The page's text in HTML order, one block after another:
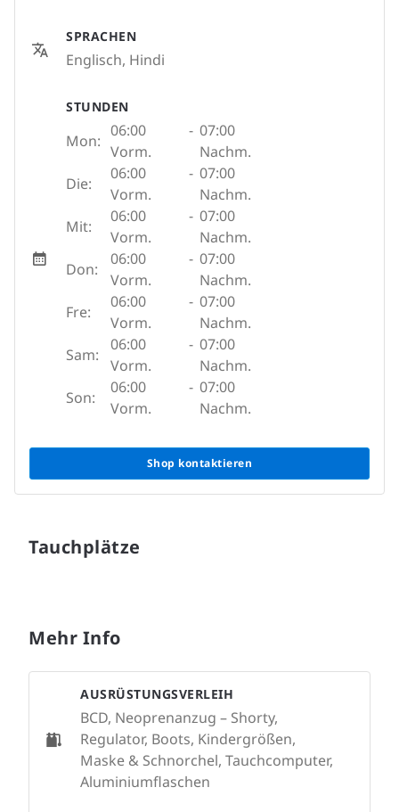
SPRACHEN
Englisch, Hindi
STUNDEN
Mon:
06:00
Vorm.
- 07:00
Nachm.
Die:
06:00
Vorm.
- 07:00
Nachm.
Mit:
06:00
Vorm.
- 07:00
Nachm.
Don:
06:00
Vorm.
- 07:00
Nachm.
Fre:
06:00
Vorm.
- 07:00
Nachm.
Sam:
06:00
Vorm.
- 07:00
Nachm.
Son:
06:00
Vorm.
- 07:00
Nachm.
Shop kontaktieren
Tauchplätze
Mehr Info
AUSRÜSTUNGSVERLEIH
BCD, Neoprenanzug – Shorty,
Regulator, Boots, Kindergrößen,
Maske & Schnorchel, Tauchcomputer,
Aluminiumflaschen